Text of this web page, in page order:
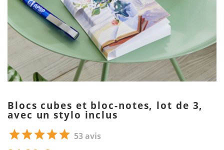
Blocs cubes et bloc-notes, lot de 3,
avec un stylo inclus
53 avis